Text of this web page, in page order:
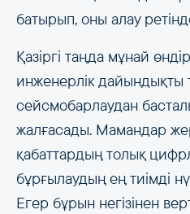
батырып, оны алау
Қазіргі таңда мұнай
инженерлік дайындықты
сейсмобарлаудан
жалғасады. Мамандар
қабаттардың толық
бұрғылаудың ең тиімді
Егер бұрын негізінен